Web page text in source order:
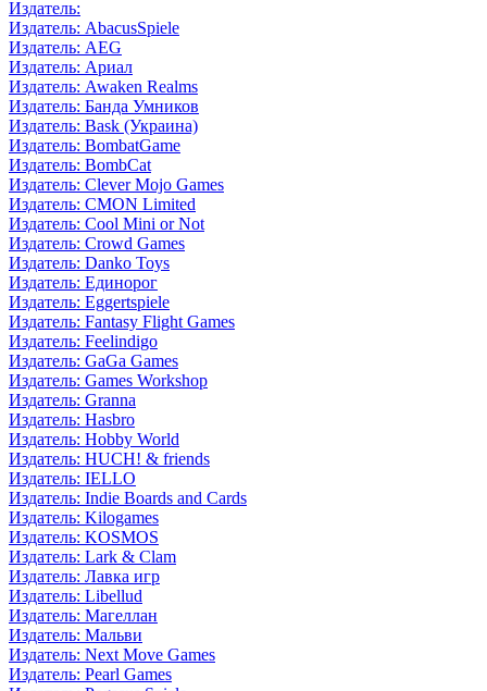
Издатель:
Издатель: AbacusSpiele
Издатель: AEG
Издатель: Ариал
Издатель: Awaken Realms
Издатель: Банда Умников
Издатель: Bask (Украина)
Издатель: BombatGame
Издатель: BombCat
Издатель: Clever Mojo Games
Издатель: CMON Limited
Издатель: Cool Mini or Not
Издатель: Crowd Games
Издатель: Danko Toys
Издатель: Единорог
Издатель: Eggertspiele
Издатель: Fantasy Flight Games
Издатель: Feelindigo
Издатель: GaGa Games
Издатель: Games Workshop
Издатель: Granna
Издатель: Hasbro
Издатель: Hobby World
Издатель: HUCH! & friends
Издатель: IELLO
Издатель: Indie Boards and Cards
Издатель: Kilogames
Издатель: KOSMOS
Издатель: Lark & Clam
Издатель: Лавка игр
Издатель: Libellud
Издатель: Магеллан
Издатель: Мальви
Издатель: Next Move Games
Издатель: Pearl Games